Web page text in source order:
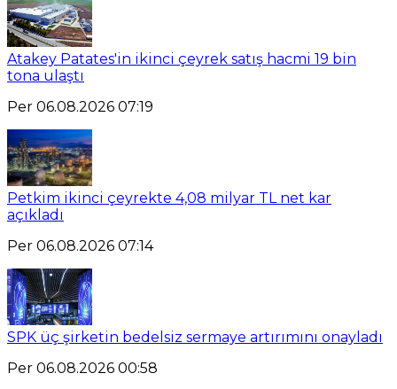
Atakey Patates'in ikinci çeyrek satış hacmi 19 bin
tona ulaştı
Per 06.08.2026 07:19
Petkim ikinci çeyrekte 4,08 milyar TL net kar
açıkladı
Per 06.08.2026 07:14
SPK üç şirketin bedelsiz sermaye artırımını onayladı
Per 06.08.2026 00:58